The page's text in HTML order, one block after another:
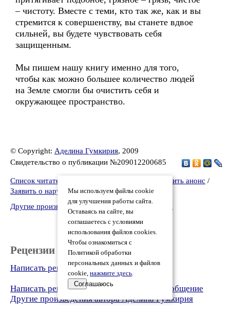
– чистоту. Вместе с теми, кто так же, как и вы
стремится к совершенству, вы станете вдвое
сильней, вы будете чувствовать себя
защищенным.
Мы пишем нашу книгу именно для того,
чтобы как можно большее количество людей
на Земле смогли бы очистить себя и
окружающее пространство.
© Copyright: Аделина Гумкирия, 2009
Свидетельство о публикации №209012200685
Список читателей Разместить анонс /
Заявить о нарушении
Другие произведения автора Аделина Гумкирия
Рецензии
Написать рецензию
Написать рецензию
Написать личное сообщение
Другие произведения автора Аделина Гумкирия
Мы используем файлы cookie
для улучшения работы сайта.
Оставаясь на сайте, вы
соглашаетесь с условиями
использования файлов cookies.
Чтобы ознакомиться с
Политикой обработки
персональных данных и файлов
cookie, нажмите здесь.
Соглашаюсь